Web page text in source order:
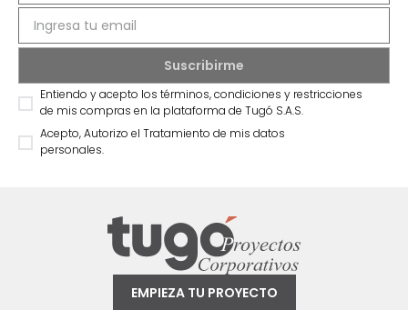
Entiendo y acepto los términos, condiciones y restricciones
de mis compras en la plataforma de Tugó S.A.S.
Acepto, Autorizo el Tratamiento de mis datos
personales.
EMPIEZA TU PROYECTO